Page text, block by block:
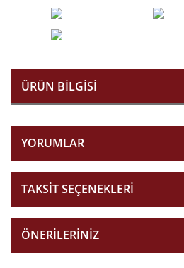
ÜRÜN BILGISI
YORUMLAR
TAKSIT SEÇENEKLERI
ÖNERILERINIZ